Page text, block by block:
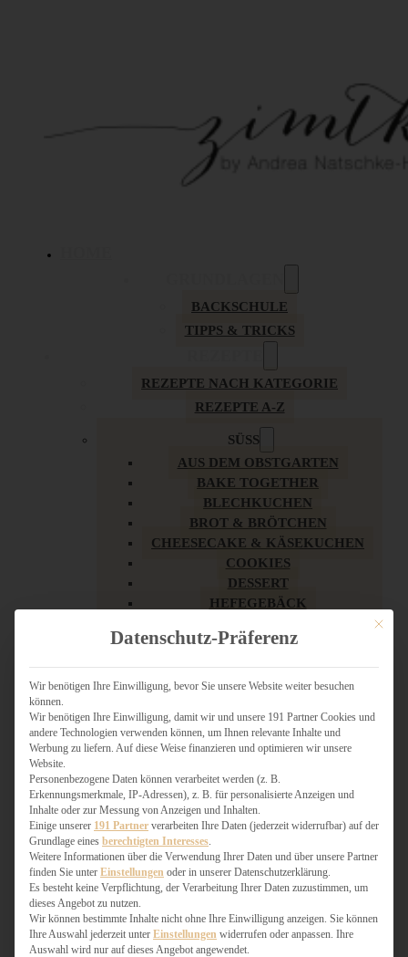
BACKSCHULE
TIPPS & TRICKS
REZEPTE NACH KATEGORIE
REZEPTE A-Z
SÜSS
AUS DEM OBSTGARTEN
BAKE TOGETHER
BLECHKUCHEN
BROT & BRÖTCHEN
CHEESECAKE & KÄSEKUCHEN
COOKIES
DESSERT
HEFEGEBÄCK
KUCHEN
LOW CARB & GESÜNDER
MY AMERICAN BAKERY
SCHOKOLADIGES
SÜSSES HAUPTGERICHT
TÖRTCHEN
VEGAN SÜSS
WEIHNACHTSBÄCKEREI
HERZHAFT
BURGER & SANDWICHES
FIX AUF DEM TISCH
Mit
Datenschutz-Präferenz
Wir benötigen Ihre Einwilligung, bevor Sie unsere Website weiter besuchen
können.
Wir benötigen Ihre Einwilligung, damit wir und unsere 191 Partner Cookies und
andere Technologien verwenden können, um Ihnen relevante Inhalte und
Werbung zu liefern. Auf diese Weise finanzieren und optimieren wir unsere
Website.
Personenbezogene Daten können verarbeitet werden (z. B.
Erkennungsmerkmale, IP-Adressen), z. B. für personalisierte Anzeigen und
Inhalte oder zur Messung von Anzeigen und Inhalten.
Einige unserer 191 Partner verarbeiten Ihre Daten (jederzeit widerrufbar) auf der
Grundlage eines berechtigten Interesses
Weitere Informationen über die Verwendung Ihrer Daten und über unsere Partner
finden Sie unter Einstellungen oder in unserer Datenschutzerklärung.
Es besteht keine Verpflichtung, der Verarbeitung Ihrer Daten zuzustimmen, um
dieses Angebot zu nutzen.
Wir können bestimmte Inhalte nicht ohne Ihre Einwilligung anzeigen. Sie können
Ihre Auswahl jederzeit unter Einstellungen widerrufen oder anpassen. Ihre
Auswahl wird nur auf dieses Angebot angewendet.